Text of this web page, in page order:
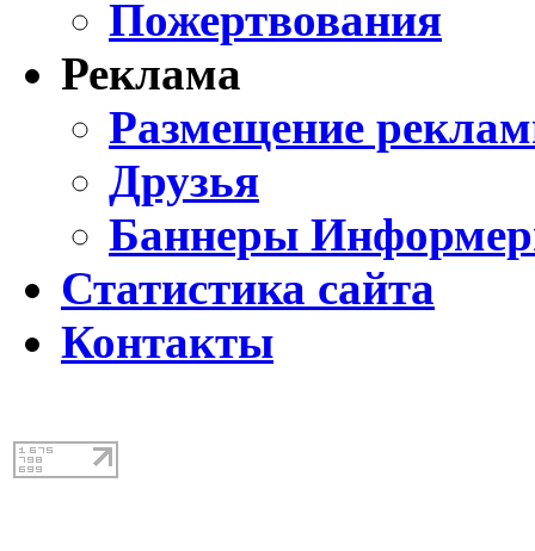
Пожертвования
Реклама
Размещение
Друзья
Баннеры
Статистика сайта
Контакты